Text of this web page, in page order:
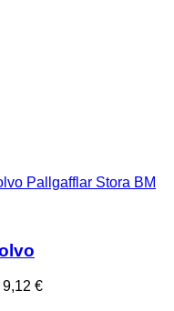
Pallgafflar Stora BM
9,12 €